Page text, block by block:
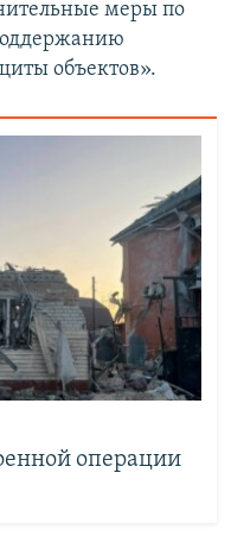
меры по
объектов».
операции